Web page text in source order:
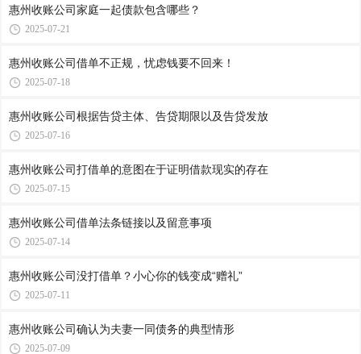
惠州收账公司​家庭一起债款包含哪些？
2025-07-21
惠州收账公司​借单不正规，忧虑钱要不回来！
2025-07-18
惠州收账公司​根据告贷主体、告贷期限以及告贷发放
2025-07-16
惠州收账公司​打借单的意图在于证明借款现实的存在
2025-07-15
惠州收账公司​借单法条链接以及留意事项
2025-07-14
惠州收账公司​没打借单？小心你的钱变成“赠礼”
2025-07-11
惠州收账公司​确认为夫妻一同债务的典型情形
2025-07-09